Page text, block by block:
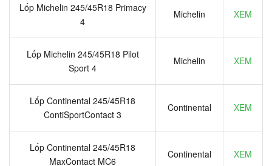
Lốp Michelin 245/45R18 Primacy
4
Michelin XEM
Lốp Michelin 245/45R18 Pilot
Sport 4
Michelin XEM
Lốp Continental 245/45R18
ContiSportContact 3
Continental XEM
Lốp Continental 245/45R18
MaxContact MC6
Continental XEM